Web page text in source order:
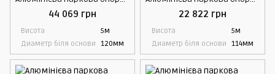
44 069 грн
Висота
5м
Диаметр біля основи 120мм
22 822 грн
Висота
5м
Диаметр біля основи 114мм